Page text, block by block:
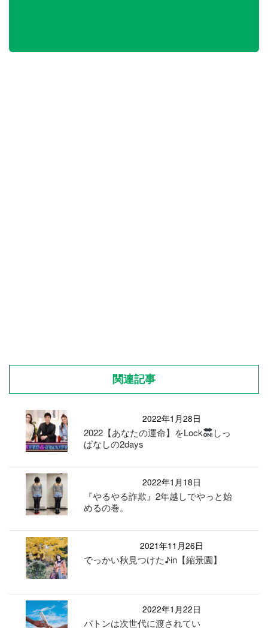
関連記事
2022年1月28日
2022【あなたの運命】をLock
しっ
ぱなしの2days
2022年1月18日
『やるやる詐欺』2年越しでやっと始
めるの巻。
2021年11月26日
でっかい秋見つけた♪in【縮景園】
2022年1月22日
バトンは次世代に渡されてい